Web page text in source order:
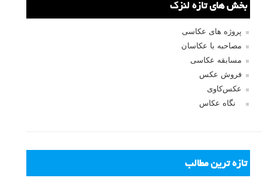
بخش های تازه لنزک
پروژه های عکاسی
مصاحبه با عکاسان
مسابقه عکاسی
فروش عکس
عکس‌کاوی
نگاه عکاس
تازه ترین مطالب